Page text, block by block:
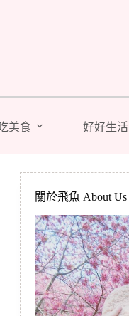
美食 好好生活
關於飛魚 About Us